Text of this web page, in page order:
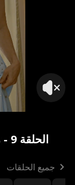
الحلقة 9 - زواج منتصف العمر الفيلم كامل
جميع الحلقات